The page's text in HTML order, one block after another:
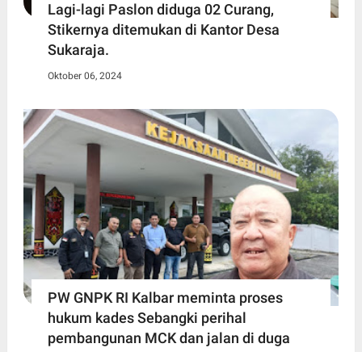
Lagi-lagi Paslon diduga 02 Curang,
Stikernya ditemukan di Kantor Desa
Sukaraja.
Oktober 06, 2024
PW GNPK RI Kalbar meminta proses
hukum kades Sebangki perihal
pembangunan MCK dan jalan di duga